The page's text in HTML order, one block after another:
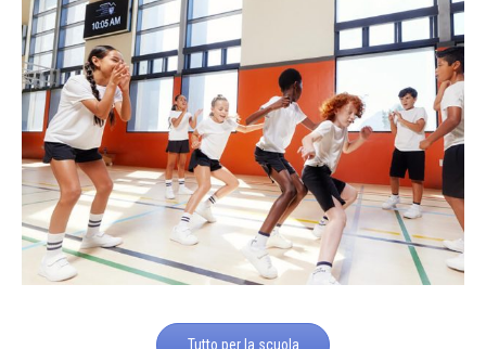
Tutto per la scuola